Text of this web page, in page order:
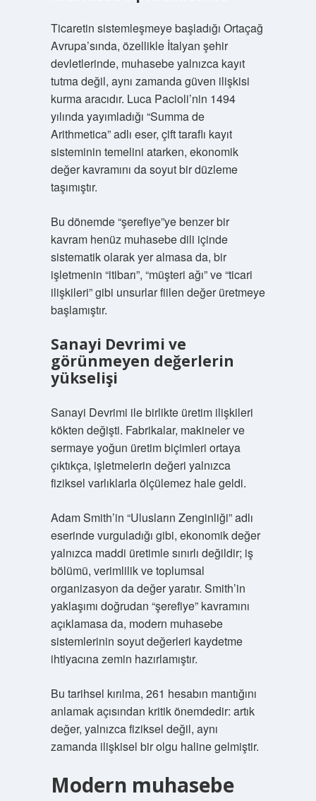
Ticaretin sistemleşmeye başladığı Ortaçağ
Avrupa’sında, özellikle İtalyan şehir
devletlerinde, muhasebe yalnızca kayıt
tutma değil, aynı zamanda güven ilişkisi
kurma aracıdır. Luca Pacioli’nin 1494
yılında yayımladığı “Summa de
Arithmetica” adlı eser, çift taraflı kayıt
sisteminin temelini atarken, ekonomik
değer kavramını da soyut bir düzleme
taşımıştır.
Bu dönemde “şerefiye”ye benzer bir
kavram henüz muhasebe dili içinde
sistematik olarak yer almasa da, bir
işletmenin “itibarı”, “müşteri ağı” ve “ticari
ilişkileri” gibi unsurlar fiilen değer üretmeye
başlamıştır.
Sanayi Devrimi ve
görünmeyen değerlerin
yükselişi
Sanayi Devrimi ile birlikte üretim ilişkileri
kökten değişti. Fabrikalar, makineler ve
sermaye yoğun üretim biçimleri ortaya
çıktıkça, işletmelerin değeri yalnızca
fiziksel varlıklarla ölçülemez hale geldi.
Adam Smith’in “Ulusların Zenginliği” adlı
eserinde vurguladığı gibi, ekonomik değer
yalnızca maddi üretimle sınırlı değildir; iş
bölümü, verimlilik ve toplumsal
organizasyon da değer yaratır. Smith’in
yaklaşımı doğrudan “şerefiye” kavramını
açıklamasa da, modern muhasebe
sistemlerinin soyut değerleri kaydetme
ihtiyacına zemin hazırlamıştır.
Bu tarihsel kırılma, 261 hesabın mantığını
anlamak açısından kritik önemdedir: artık
değer, yalnızca fiziksel değil, aynı
zamanda ilişkisel bir olgu haline gelmiştir.
Modern muhasebe